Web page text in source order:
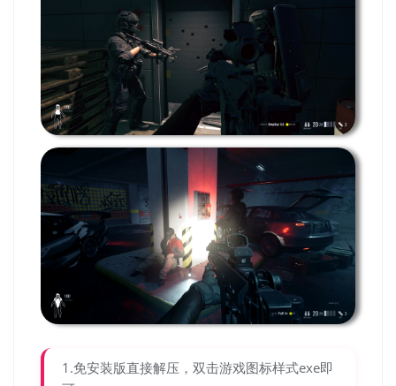
1.免安装版直接解压，双击游戏图标样式exe即